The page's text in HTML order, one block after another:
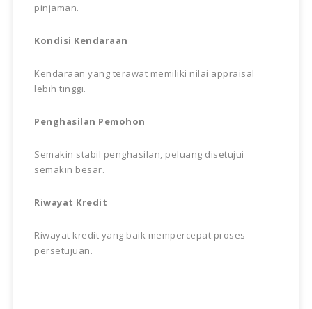
pinjaman.
Kondisi Kendaraan
Kendaraan yang terawat memiliki nilai appraisal
lebih tinggi.
Penghasilan Pemohon
Semakin stabil penghasilan, peluang disetujui
semakin besar.
Riwayat Kredit
Riwayat kredit yang baik mempercepat proses
persetujuan.